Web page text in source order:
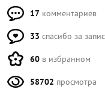
17 комментариев
33 спасибо за
60 в избранном
58702 просмотра